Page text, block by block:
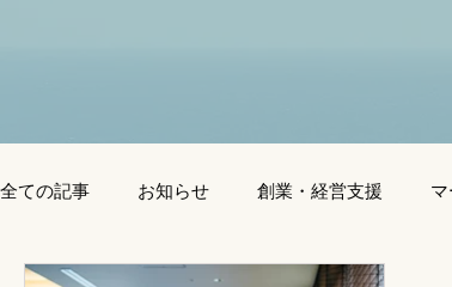
全ての記事 お知らせ 創業・経営支援